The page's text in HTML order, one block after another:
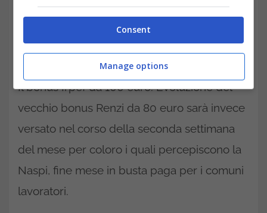
Il bonus Irpef da 100 euro. Evoluzione del
vecchio bonus Renzi da 80 euro sarà invece
versato nel corso della seconda settimana
del mese per coloro i quali percepiscono la
Naspi, fine mese in busta paga per i comuni
lavoratori.
Consent
Manage options